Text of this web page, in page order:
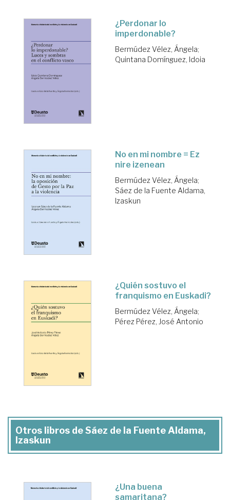
¿Perdonar lo
imperdonable?
Bermúdez Vélez, Ángela;
Quintana Domínguez, Idoia
No en mi nombre = Ez
nire izenean
Bermúdez Vélez, Ángela;
Sáez de la Fuente Aldama,
Izaskun
¿Quién sostuvo el
franquismo en Euskadi?
Bermúdez Vélez, Ángela;
Pérez Pérez, José Antonio
Otros libros de Sáez de la Fuente Aldama,
Izaskun
¿Una buena
samaritana?